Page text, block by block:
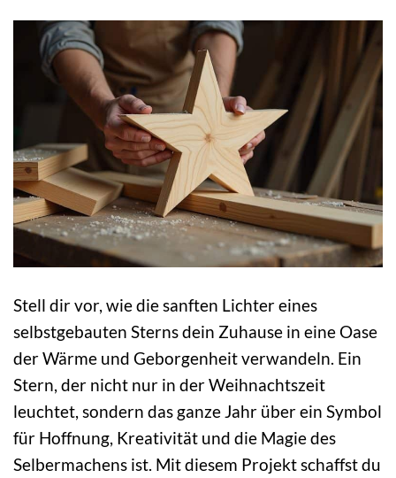
Stell dir vor, wie die sanften Lichter eines
selbstgebauten Sterns dein Zuhause in eine Oase
der Wärme und Geborgenheit verwandeln. Ein
Stern, der nicht nur in der Weihnachtszeit
leuchtet, sondern das ganze Jahr über ein Symbol
für Hoffnung, Kreativität und die Magie des
Selbermachens ist. Mit diesem Projekt schaffst du